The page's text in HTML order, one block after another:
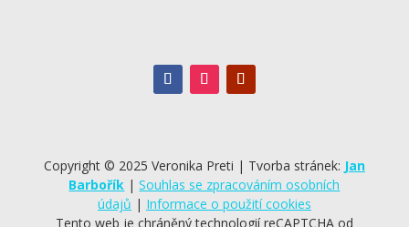
Copyright © 2025 Veronika Preti | Tvorba stránek: Jan
Barbořík |Souhlas se zpracováním osobních
údajů | Informace o použití cookies
Tento web je chráněný technologií reCAPTCHA od